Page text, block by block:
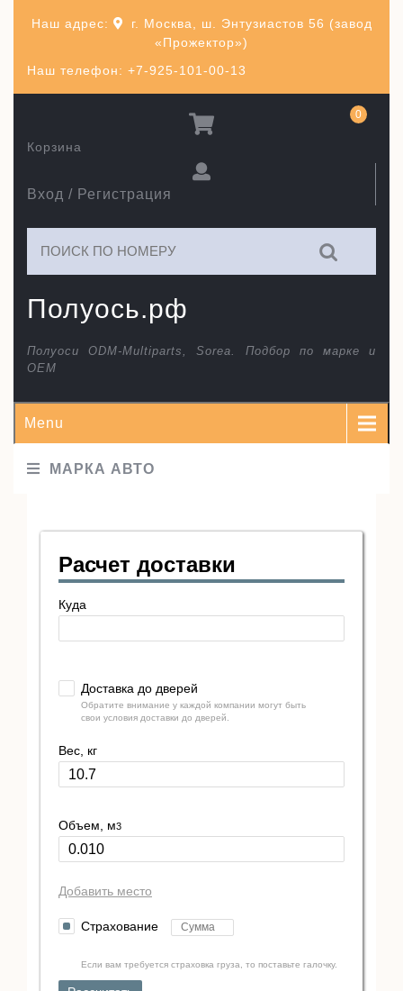
Наш телефон: +7-925-101-00-13
Наш адрес:
г. Москва, ш. Энтузиастов 56 (завод
«Прожектор»)
Полуось.рф
Полуоси ODM-Multiparts, Sorea. Подбор по марке и
ОЕМ
Вход / Регистрация
Корзина
0
Menu
МАРКА АВТО
Расчет доставки
Куда
Доставка до дверей
Обратите внимание у каждой компании могут быть
свои условия доставки до дверей.
Вес, кг
Объем, м3
Добавить место
Страхование
Если вам требуется страховка груза, то поставьте галочку.